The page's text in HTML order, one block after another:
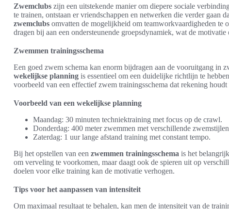
Zwemclubs zijn een uitstekende manier om diepere sociale
te trainen, ontstaan er vriendschappen en netwerken die verder gaan
zwemclubs omvatten de mogelijkheid om teamworkvaardigheden te
dragen bij aan een ondersteunende groepsdynamiek, wat de
Zwemmen trainingsschema
Een goed zwem schema kan enorm bijdragen aan de vooruitgang in
wekelijkse planning is essentieel om een duidelijke richtlijn te
voorbeeld van een effectief zwem trainingsschema dat rekening
Voorbeeld van een wekelijkse planning
Maandag: 30 minuten techniektraining met focus op de crawl.
Donderdag: 400 meter zwemmen met verschillende
Zaterdag: 1 uur lange afstand training met constant tempo.
Bij het opstellen van een zwemmen trainingsschema is het
om verveling te voorkomen, maar daagt ook de spieren uit op
doelen voor elke training kan de motivatie verhogen.
Tips voor het aanpassen van intensiteit
Om maximaal resultaat te behalen, kan men de intensiteit van de